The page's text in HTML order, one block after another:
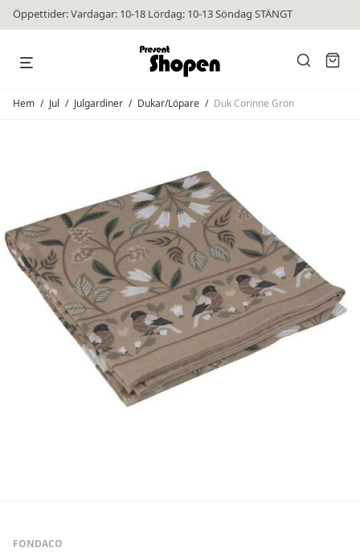
Öppettider: Vardagar: 10-18 Lördag: 10-13 Söndag STÄNGT
Hem / Jul / Julgardiner / Dukar/Löpare / Duk Corinne Grön
FONDACO